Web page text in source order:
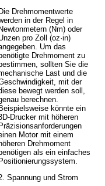
Die Drehmomentwerte
in der Regel in
Newtonmetern (Nm) oder
pro Zoll (oz·in)
Um das
benötigte Drehmoment zu
bestimmen, sollten Sie die
Last und die
mit der
bewegt werden soll,
berechnen.
Beispielsweise könnte ein
Drucker mit höheren
Präzisionsanforderungen
Motor mit einem
höheren Drehmoment
benötigen als ein einfaches
Positionierungssystem.
Spannung und Strom